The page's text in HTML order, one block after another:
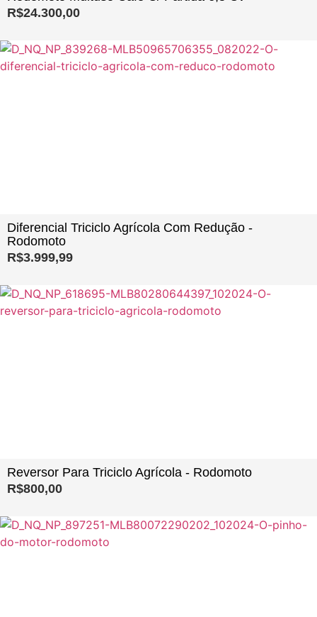
R$24.300,00
Diferencial Triciclo Agrícola Com Redução -
Rodomoto
R$3.999,99
Reversor Para Triciclo Agrícola - Rodomoto
R$800,00